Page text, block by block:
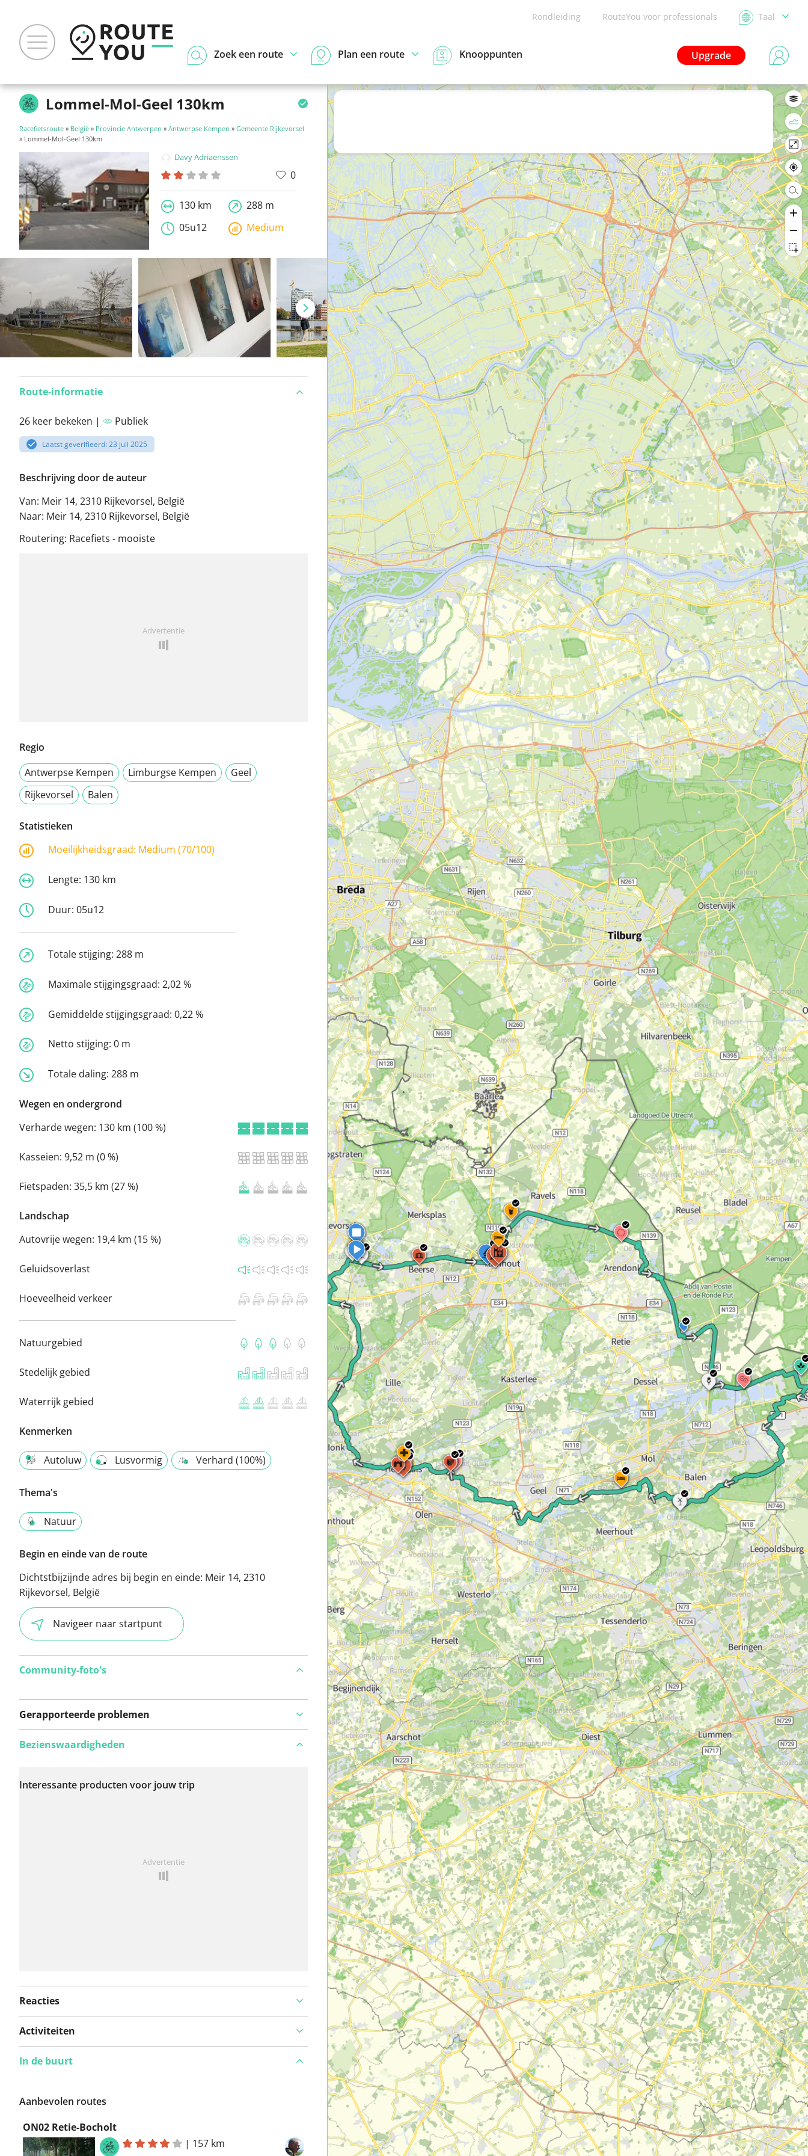
Rondleiding RouteYou voor professionals Taal
Upgrade
Zoek een route Plan een route Knooppunten
Lommel-Mol-Geel 130km
Racefietsroute » België » Provincie Antwerpen » Antwerpse Kempen » Gemeente Rijkevorsel
» Lommel-Mol-Geel 130km
Davy Adriaenssen
0
130 km
288 m
05u12
Medium
Route-informatie
26 keer bekeken | Publiek
Laatst geverifieerd: 23 juli 2025
Beschrijving door de auteur
Van: Meir 14, 2310 Rijkevorsel, België
Naar: Meir 14, 2310 Rijkevorsel, België
Routering: Racefiets - mooiste
Advertentie
Regio
Antwerpse Kempen
Limburgse Kempen
Geel
Rijkevorsel
Balen
Statistieken
Moeilijkheidsgraad: Medium (70/100)
Lengte: 130 km
Duur: 05u12
Totale stijging: 288 m
Maximale stijgingsgraad: 2,02 %
Gemiddelde stijgingsgraad: 0,22 %
Netto stijging: 0 m
Totale daling: 288 m
Wegen en ondergrond
Verharde wegen: 130 km (100 %)
Kasseien: 9,52 m (0 %)
Fietspaden: 35,5 km (27 %)
Landschap
Autovrije wegen: 19,4 km (15 %)
Geluidsoverlast
Hoeveelheid verkeer
Natuurgebied
Stedelijk gebied
Waterrijk gebied
Kenmerken
Autoluw Lusvormig Verhard (100%)
Thema's
Natuur
Begin en einde van de route
Dichtstbijzijnde adres bij begin en einde: Meir 14, 2310
Rijkevorsel, België
Navigeer naar startpunt
Community-foto's
Gerapporteerde problemen
problemen op deze
Bezienswaardigheden
Interessante producten voor jouw trip
Advertentie
Reacties
Activiteiten
In de buurt
Aanbevolen routes
ON02 Retie-Bocholt
| 157 km